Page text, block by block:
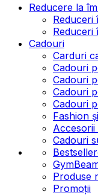
Reducere la
Reduceri
Reduceri
Cadouri
Carduri
Cadouri
Cadouri
Cadouri
Cadouri
Fashion
Cadouri
Produse
Promoții